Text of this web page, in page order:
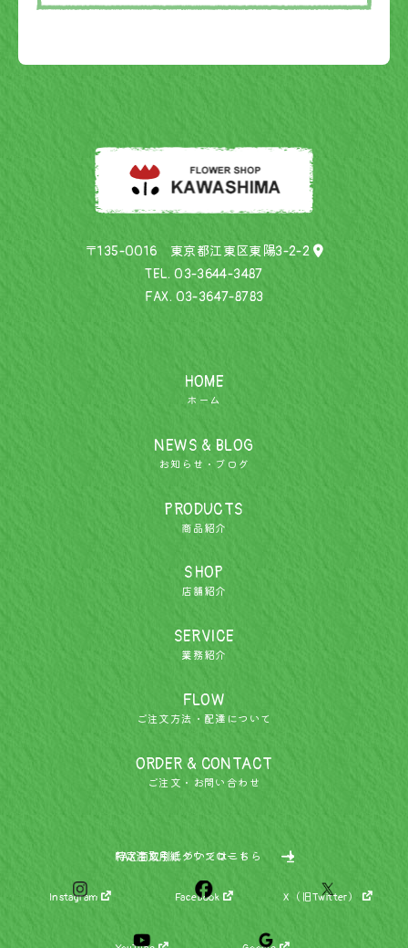
〒135-0016 東京都江東区東陽3-2-2
TEL.03-3644-3487
FAX. 03-3647-8783
HOME
ホーム
NEWS & BLOG
お知らせ・ブログ
PRODUCTS
商品紹介
SHOP
店舗紹介
SERVICE
業務紹介
FLOW
ご注文方法・配達について
ORDER & CONTACT
ご注文・お問い合わせ
特定商取引についてはこちら
FAX注文用紙ダウンロード
Instagram Facebook X（旧Twitter）